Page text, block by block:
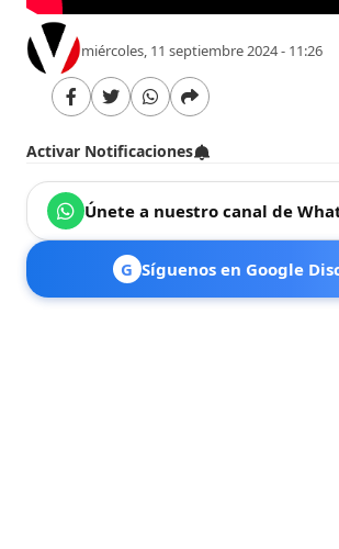
miércoles, 11 septiembre 2024 - 11:26
Activar Notificaciones
Únete a nuestro canal de
G Síguenos en Google